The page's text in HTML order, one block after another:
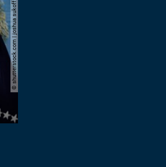
© shutterstock.com | joshua sukoff